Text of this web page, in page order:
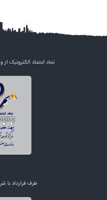
نماد اعتماد الکترونیک
طرف قرارداد با